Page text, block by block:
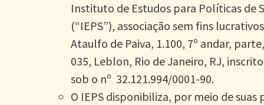
Instituto de Estudos para Políticas de
(“IEPS”), associação sem fins
Ataulfo de Paiva, 1.100, 7º andar,
035, Leblon, Rio de Janeiro, RJ,
sob o nº 32.121.994/0001-90.
O IEPS disponibiliza, por meio de suas